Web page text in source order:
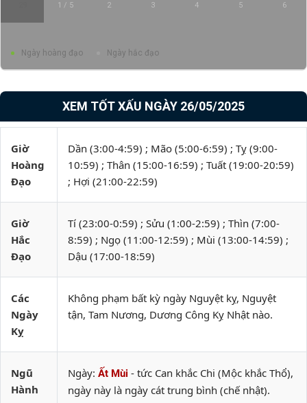
1 / 5 2 3 4 5 6
Ngày hoàng đạo Ngày hắc đạo
XEM TỐT XẤU NGÀY 26/05/2025
Giờ
Hoàng
Đạo
Dần (3:00-4:59) ; Mão (5:00-6:59) ; Tỵ (9:00-
10:59) ; Thân (15:00-16:59) ; Tuất (19:00-20:59)
; Hợi (21:00-22:59)
Giờ
Hắc
Đạo
Tí (23:00-0:59) ; Sửu (1:00-2:59) ; Thìn (7:00-
8:59) ; Ngọ (11:00-12:59) ; Mùi (13:00-14:59) ;
Dậu (17:00-18:59)
Các
Ngày
Kỵ
Không phạm bất kỳ ngày Nguyệt kỵ, Nguyệt
tận, Tam Nương, Dương Công Kỵ Nhật nào.
Ngũ
Hành
Ngày: Ất Mùi - tức Can khắc Chi (Mộc khắc Thổ),
ngày này là ngày cát trung bình (chế nhật).